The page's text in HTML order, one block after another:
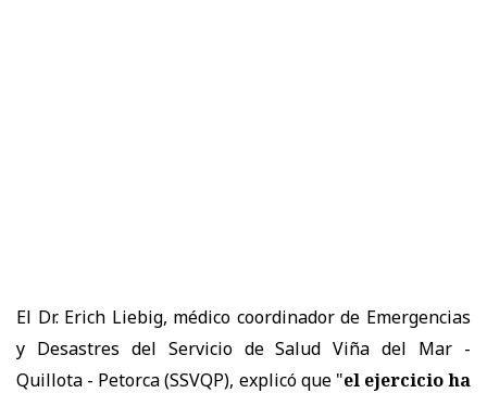
El Dr. Erich Liebig, médico coordinador de Emergencias
y Desastres del Servicio de Salud Viña del Mar -
Quillota - Petorca (SSVQP), explicó que "el ejercicio ha